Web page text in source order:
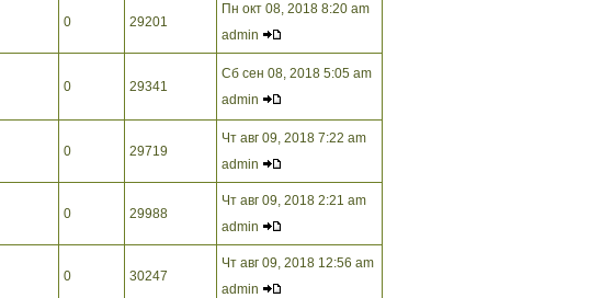
0 29201
Пн окт 08, 2018 8:20 am
admin
0 29341
Сб сен 08, 2018 5:05 am
admin
0 29719
Чт авг 09, 2018 7:22 am
admin
0 29988
Чт авг 09, 2018 2:21 am
admin
0 30247
Чт авг 09, 2018 12:56 am
admin